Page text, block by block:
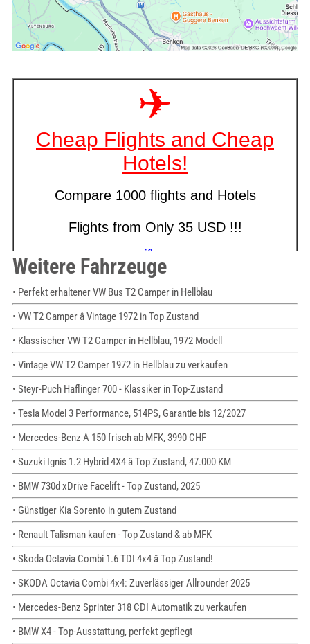
Weitere Fahrzeuge
• Perfekt erhaltener VW Bus T2 Camper in Hellblau
• VW T2 Camper â Vintage 1972 in Top Zustand
• Klassischer VW T2 Camper in Hellblau, 1972 Modell
• Vintage VW T2 Camper 1972 in Hellblau zu verkaufen
• Steyr-Puch Haflinger 700 - Klassiker in Top-Zustand
• Tesla Model 3 Performance, 514PS, Garantie bis 12/2027
• Mercedes-Benz A 150 frisch ab MFK, 3990 CHF
• Suzuki Ignis 1.2 Hybrid 4X4 â Top Zustand, 47.000 KM
• BMW 730d xDrive Facelift - Top Zustand, 2025
• Günstiger Kia Sorento in gutem Zustand
• Renault Talisman kaufen - Top Zustand & ab MFK
• Skoda Octavia Combi 1.6 TDI 4x4 â Top Zustand!
• SKODA Octavia Combi 4x4: Zuverlässiger Allrounder 2025
• Mercedes-Benz Sprinter 318 CDI Automatik zu verkaufen
• BMW X4 - Top-Ausstattung, perfekt gepflegt